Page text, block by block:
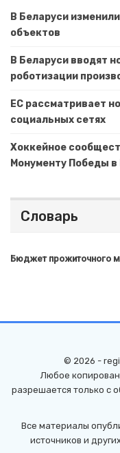
В Беларуси
объектов
В Беларуси вводят
роботизации
ЕС рассматривает
социальных сетях
Хоккейное
Монументу Победы
Словарь
Бюджет прожиточного
© 2026 -
Любое
разрешается только с
Все материалы
источников и